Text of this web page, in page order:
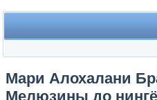
Мари Алохалани
Мелюзины до